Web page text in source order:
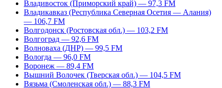
Владивосток (Приморский край) — 97,3 FM
Владикавказ (Республика Северная Осетия — Алания)
— 106,7 FM
Волгодонск (Ростовская обл.) — 103,2 FM
Волгоград — 92,6 FM
Волноваха (ДНР) — 99,5 FM
Вологда — 96,0 FM
Воронеж — 89,4 FM
Вышний Волочек (Тверская обл.) — 104,5 FM
Вязьма (Смоленская обл.) — 88,3 FM